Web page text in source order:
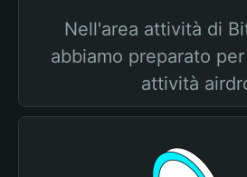
Nell'area attività di
abbiamo preparato
attività